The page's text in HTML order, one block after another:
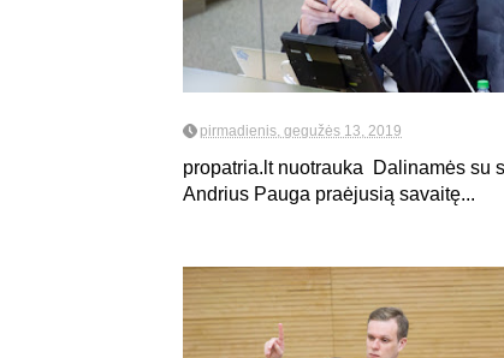
pirmadienis, gegužės 13, 2019
propatria.lt nuotrauka Dalinamės su
Andrius Pauga praėjusią savaitę...